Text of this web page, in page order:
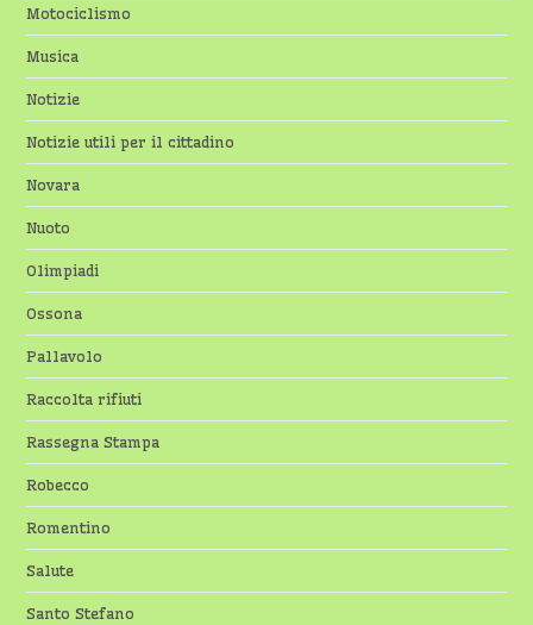
Motociclismo
Musica
Notizie
Notizie utili per il cittadino
Novara
Nuoto
Olimpiadi
Ossona
Pallavolo
Raccolta rifiuti
Rassegna Stampa
Robecco
Romentino
Salute
Santo Stefano